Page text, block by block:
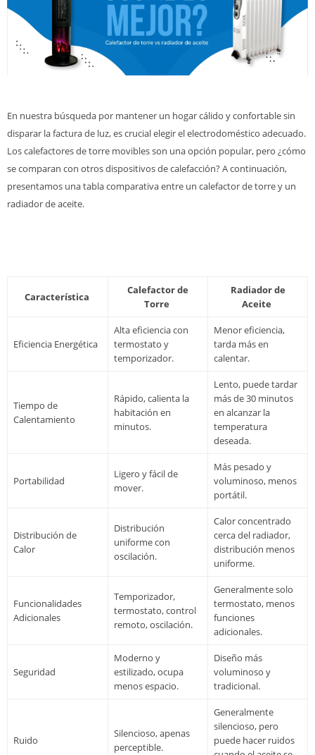
En nuestra búsqueda por mantener un hogar cálido y confortable sin
disparar la factura de luz, es crucial elegir el electrodoméstico adecuado.
Los calefactores de torre movibles son una opción popular, pero ¿cómo
se comparan con otros dispositivos de calefacción? A continuación,
presentamos una tabla comparativa entre un calefactor de torre y un
radiador de aceite.
Característica
Calefactor de
Torre
Radiador de
Aceite
Eficiencia Energética
Alta eficiencia con
termostato y
temporizador.
Menor eficiencia,
tarda más en
calentar.
Tiempo de
Calentamiento
Rápido, calienta la
habitación en
minutos.
Lento, puede tardar
más de 30 minutos
en alcanzar la
temperatura
deseada.
Portabilidad
Ligero y fácil de
mover.
Más pesado y
voluminoso, menos
portátil.
Distribución de
Calor
Distribución
uniforme con
oscilación.
Calor concentrado
cerca del radiador,
distribución menos
uniforme.
Funcionalidades
Adicionales
Temporizador,
termostato, control
remoto, oscilación.
Generalmente solo
termostato, menos
funciones
adicionales.
Seguridad
Moderno y
estilizado, ocupa
menos espacio.
Diseño más
voluminoso y
tradicional.
Ruido
Silencioso, apenas
perceptible.
Generalmente
silencioso, pero
puede hacer ruidos